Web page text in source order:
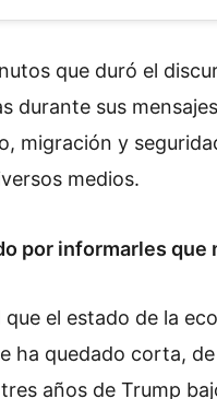
que duró el
durante sus
migración y
medios.
por informarles
que el estado de la
ha quedado corta,
años de Trump